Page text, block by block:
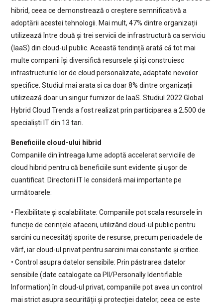
hibrid, ceea ce demonstrează o creștere semnificativă a
adoptării acestei tehnologii. Mai mult, 47% dintre organizații
utilizează între două și trei servicii de infrastructură ca serviciu
(IaaS) din cloud-ul public. Această tendință arată că tot mai
multe companii își diversifică resursele și își construiesc
infrastructurile lor de cloud personalizate, adaptate nevoilor
specifice. Studiul mai arata si ca doar 8% dintre organizații
utilizează doar un singur furnizor de IaaS. Studiul 2022 Global
Hybrid Cloud Trends a fost realizat prin participarea a 2.500 de
specialiști IT din 13 tari.
Beneficiile cloud-ului hibrid
Companiile din întreaga lume adoptă accelerat serviciile de
cloud hibrid pentru că beneficiile sunt evidente și ușor de
cuantificat. Directorii IT le consideră mai importante pe
următoarele:
• Flexibilitate și scalabilitate: Companiile pot scala resursele în
funcție de cerințele afacerii, utilizând cloud-ul public pentru
sarcini cu necesități sporite de resurse, precum perioadele de
vârf, iar cloud-ul privat pentru sarcini mai constante și critice.
• Control asupra datelor sensibile: Prin păstrarea datelor
sensibile (date catalogate ca PII/Personally Identifiable
Information) în cloud-ul privat, companiile pot avea un control
mai strict asupra securității și protecției datelor, ceea ce este